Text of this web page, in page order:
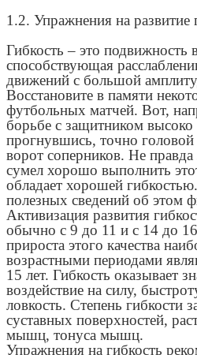
1.2. Упражнения на развитие
Гибкость – это подвижность
способствующая
движений с большой
Восстановите в памяти
футбольных матчей. Вот,
борьбе с защитником
прогнувшись, точно головой
ворот соперников. Не
сумел хорошо выполнить
обладает хорошей
полезных сведений об этом
Активизация развития
обычно с 9 до 11 и с 14 до
прироста этого качества
возрастными периодами
15 лет. Гибкость оказывает
воздействие на силу,
ловкость. Степень гибкости
суставных поверхностей,
мышц, тонуса мышц.
Упражнения на гибкость